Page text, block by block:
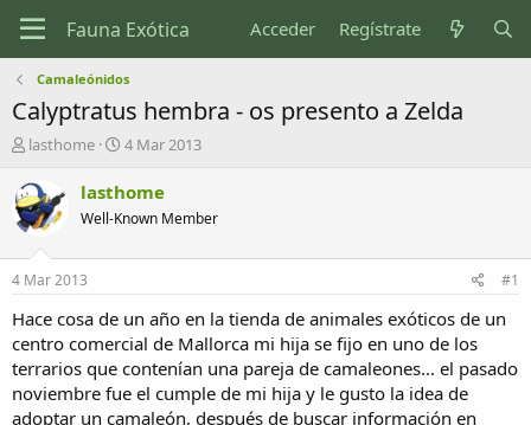
Acceder Regístrate
Camaleónidos
Calyptratus hembra - os presento a Zelda
I
i
c
i
d
o
r
e
l
t
e
lasthome
F
c
a
n
c
i
o
4 Mar 2013
lasthome
Well-Known Member
4 Mar 2013 #1
Hace cosa de un año en la tienda de animales exóticos de un
centro comercial de Mallorca mi hija se fijo en uno de los
terrarios que contenían una pareja de camaleones... el pasado
noviembre fue el cumple de mi hija y le gusto la idea de
adoptar un camaleón, después de buscar información en